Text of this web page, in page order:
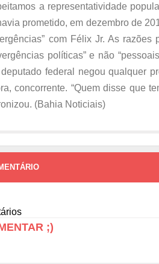
a representatividade
prometido, em dezembro de
com Félix Jr. As razões
políticas” e não
federal negou qualquer
concorrente. “Quem disse que
(Bahia Noticiais)
;)